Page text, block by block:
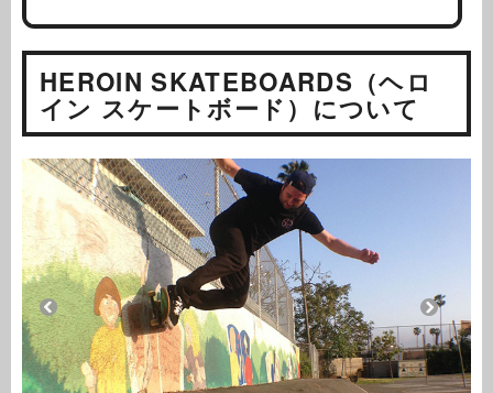
HEROIN SKATEBOARDS（ヘロ
イン スケートボード）について